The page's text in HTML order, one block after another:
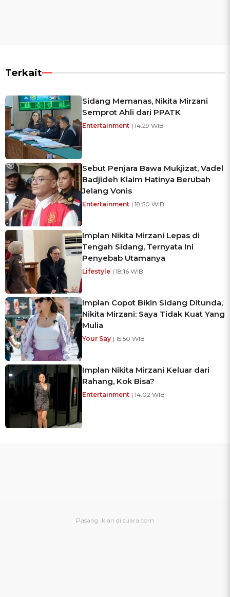
Terkait
Sidang Memanas, Nikita Mirzani
Semprot Ahli dari PPATK
Entertainment | 14:29 WIB
Sebut Penjara Bawa Mukjizat, Vadel
Badjideh Klaim Hatinya Berubah
Jelang Vonis
Entertainment | 18:50 WIB
Implan Nikita Mirzani Lepas di
Tengah Sidang, Ternyata Ini
Penyebab Utamanya
Lifestyle | 18:16 WIB
Implan Copot Bikin Sidang Ditunda,
Nikita Mirzani: Saya Tidak Kuat Yang
Mulia
Your Say | 15:50 WIB
Implan Nikita Mirzani Keluar dari
Rahang, Kok Bisa?
Entertainment | 14:02 WIB